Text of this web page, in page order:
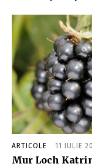
ARTICOLE 11 IULIE
Mur Loch